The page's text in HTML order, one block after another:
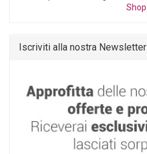
Iscriviti alla nostra Newsletter